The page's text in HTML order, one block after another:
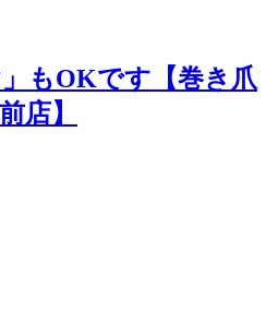
」もOKです【巻き爪
店】